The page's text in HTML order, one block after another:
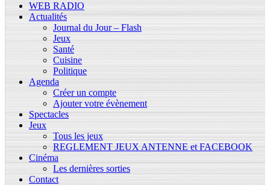
WEB RADIO
Actualités
Journal du Jour – Flash
Jeux
Santé
Cuisine
Politique
Agenda
Créer un compte
Ajouter votre évènement
Spectacles
Jeux
Tous les jeux
REGLEMENT JEUX ANTENNE et FACEBOOK
Cinéma
Les dernières sorties
Contact